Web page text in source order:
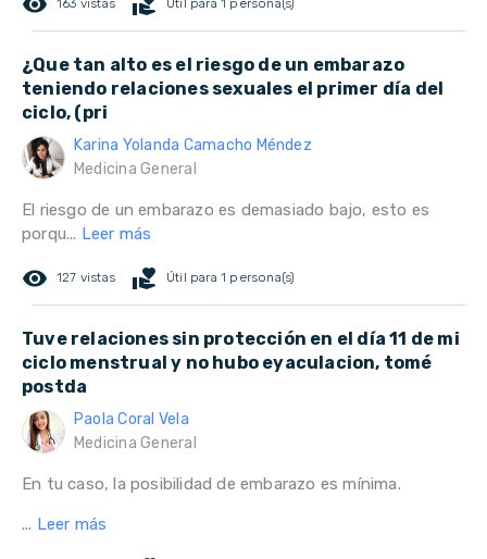
163 vistas Útil para 1 persona(s)
¿Que tan alto es el riesgo de un embarazo
teniendo relaciones sexuales el primer día del
ciclo, (pri
Karina Yolanda Camacho Méndez
Medicina General
El riesgo de un embarazo es demasiado bajo, esto es
porqu... Leer más
remove_red_eye 127 vistas volunteer_activism Útil para 1 persona(s)
Tuve relaciones sin protección en el día 11 de mi
ciclo menstrual y no hubo eyaculacion, tomé
postda
Paola Coral Vela
Medicina General
En tu caso, la posibilidad de embarazo es mínima.
... Leer más